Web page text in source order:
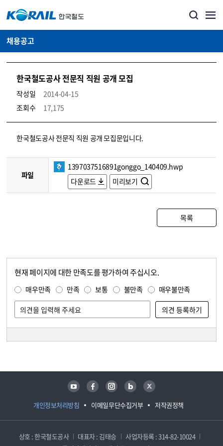
채용공고
한국철도공사 전문직 직원 공개 모집
작성일
2014-04-15
조회수
17,175
코레일소개_경영공시_채용공고 상세보기 – 내용, 파일, 담당자 연락처로 구성
한국철도공사 전문직 직원 공개 모집문입니다.
파일
1397037516891gonggo_140409.hwp
다운로드
미리보기
목록
현재 페이지에 대한 만족도를 평가하여 주십시오.
매우만족 만족 보통 불만족 매우불만족
개인정보처리방침 이메일무단수집거부 저작권정책
유튜브 페이스북 인스타그램 블로그 트위터
상호 : 한국철도공사 대표자 : 김태승
사업자등록 : 314-82-10024